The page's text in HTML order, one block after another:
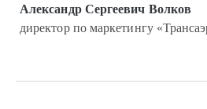
Александр Сергеевич Волков
директор по маркетингу